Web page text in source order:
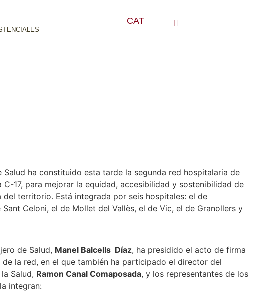
CAT
Salud ha constituido esta tarde la segunda red hospitalaria de
C-17, para mejorar la equidad, accesibilidad y sostenibilidad de
del territorio. Está integrada por seis hospitales: el de
Sant Celoni, el de Mollet del Vallès, el de Vic, el de Granollers y
de Salud, Manel Balcells Díaz, ha presidido el acto de firma
la red, en el que también ha participado el director del
Salud, Ramon Canal Comaposada, y los representantes de los
integran: